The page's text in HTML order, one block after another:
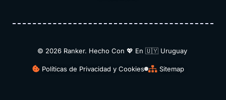
© 2026 Ranker. Hecho Con 💖 En 🇺🇾​ Uruguay
Políticas de Privacidad y Cookies Sitemap